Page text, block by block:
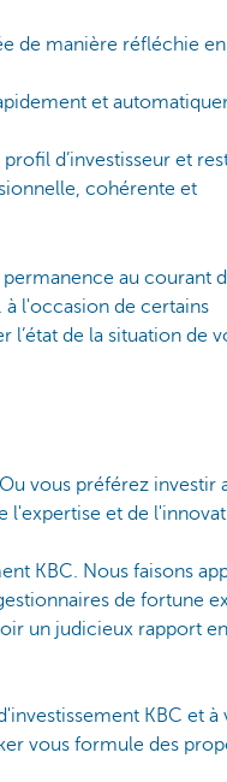
de manière réfléchie en
et
d’investisseur et
cohérente et
au courant
l'occasion de certains
de la situation de
vous préférez investir
l'expertise et de
KBC. Nous faisons
de fortune
un judicieux rapport
KBC et à
vous formule des